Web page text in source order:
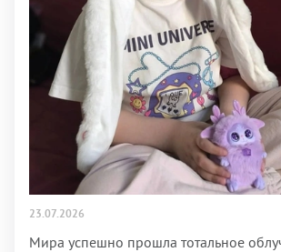
23.07.2026
Мира успешно прошла тотальное